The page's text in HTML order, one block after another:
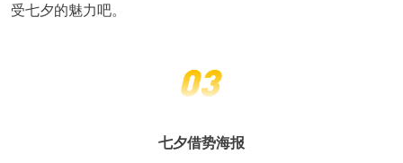
受七夕的魅力吧。
七夕借势海报